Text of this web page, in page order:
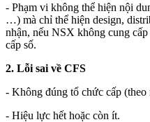
- Phạm vi không thể hiện nội
…) mà chỉ thể hiện design,
nhận, nếu NSX không cung
cấp số.
2. Lỗi sai về CFS
- Không đúng tổ chức cấp
- Hiệu lực hết hoặc còn ít.